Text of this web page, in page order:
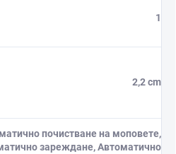
1
2,2 cm
почистване на моповете,
зареждане, Автоматично